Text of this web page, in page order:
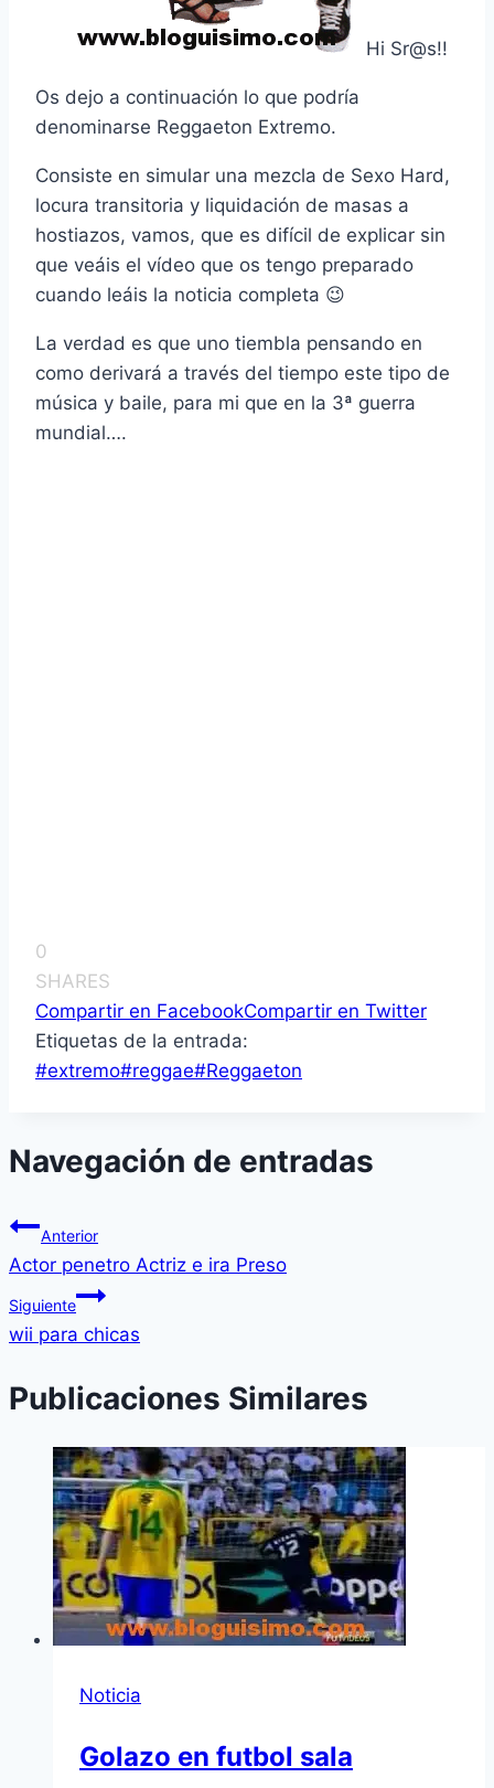
Hi Sr@s!!
Os dejo a continuación lo que podrí­a
denominarse Reggaeton Extremo.
Consiste en simular una mezcla de Sexo Hard,
locura transitoria y liquidación de masas a
hostiazos, vamos, que es difí­cil de explicar sin
que veáis el ví­deo que os tengo preparado
cuando leáis la noticia completa 😉
La verdad es que uno tiembla pensando en
como derivará a través del tiempo este tipo de
música y baile, para mi que en la 3ª guerra
mundial….
0
SHARES
Compartir en FacebookCompartir en Twitter
Etiquetas de la entrada:
#extremo#reggae#Reggaeton
Navegación de entradas
Anterior
Actor penetro Actriz e ira Preso
Siguiente
wii para chicas
Publicaciones Similares
Noticia
Golazo en futbol sala